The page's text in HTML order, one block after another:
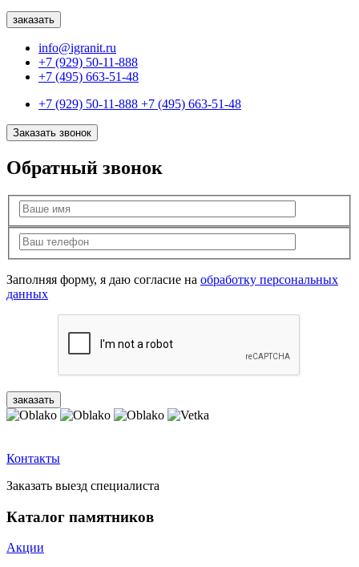
info@igranit.ru
+7 (929) 50-11-888
+7 (495) 663-51-48
+7 (929) 50-11-888 +7 (495) 663-51-48
Заказать звонок
Обратный звонок
Заполняя форму, я даю согласие на обработку персональных
данных
Контакты
Заказать выезд специалиста
Каталог памятников
Акции